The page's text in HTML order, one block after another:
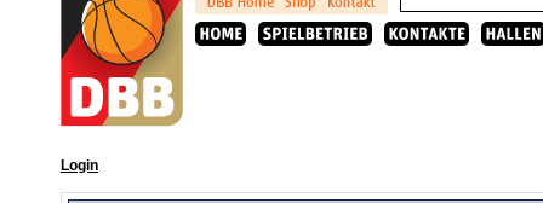
Login